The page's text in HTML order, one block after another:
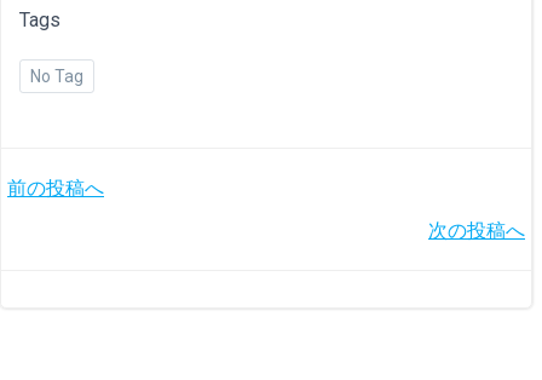
Tags
No Tag
投
前の投稿へ
次の投稿へ